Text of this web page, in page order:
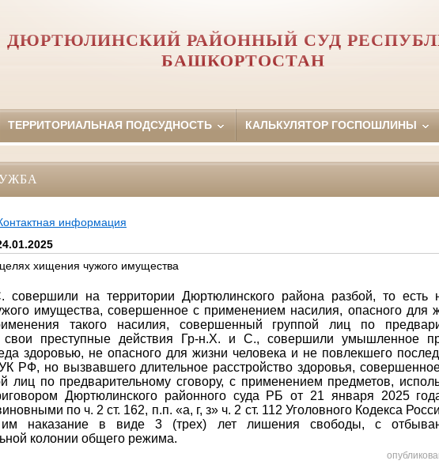
ДЮРТЮЛИНСКИЙ РАЙОННЫЙ СУД
БАШКОРТОСТАН
ТЕРРИТОРИАЛЬНАЯ ПОДСУДНОСТЬ КАЛЬКУЛЯТОР ГОСПОШЛИНЫ
информация
хищения чужого имущества
совершили на территории Дюртюлинского района разбой, то есть
имущества, совершенное с применением насилия, опасного для
такого насилия, совершенный группой лиц по
преступные действия
Гр-н.Х. и С., совершили умышленное
здоровью, не опасного для жизни человека и не повлекшего
РФ, но вызвавшего длительное расстройство здоровья,
лиц по предварительному сговору, с применением предметов,
Дюртюлинского районного суда РБ от 21 января 2025
по ч. 2 ст. 162, п.п. «а, г, з» ч. 2 ст. 112 Уголовного Кодекса
им наказание в виде 3 (трех) лет лишения свободы, с
колонии общего режима.